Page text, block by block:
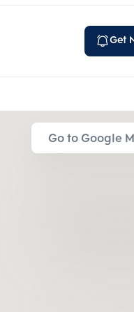
Get
Go to Google